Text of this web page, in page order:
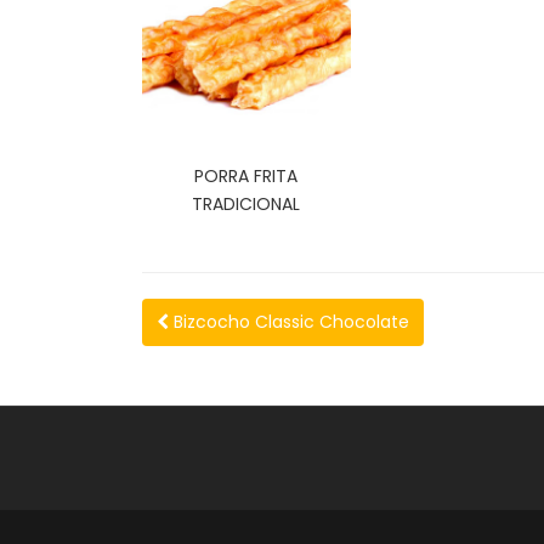
PORRA FRITA
TRADICIONAL
Bizcocho Classic Chocolate